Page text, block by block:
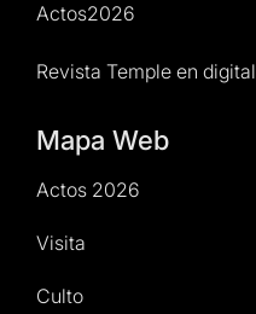
Actos2026
Revista Temple en digital
Mapa Web
Actos 2026
Visita
Culto